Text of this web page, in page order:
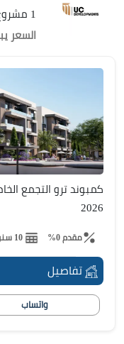
1 مشروع
السعر
2026
مقدم 0% 10 سنوات
تفاصيل
واتساب